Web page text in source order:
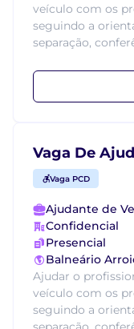
veículo com os
seguindo a
separação,
Vaga De
Vaga PCD
Ajudante de
Confidencial
Presencial
Balneário
Ajudar o
veículo com os
seguindo a